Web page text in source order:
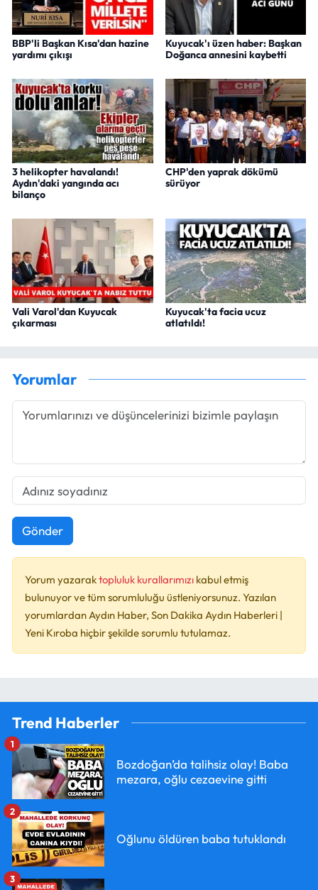
BBP'li Başkan Kısa'dan hazine
yardımı çıkışı
Kuyucak'ı üzen haber: Başkan
Doğanca annesini kaybetti
3 helikopter havalandı!
Aydın'daki yangında acı
bilanço
CHP'den yaprak dökümü
sürüyor
Vali Varol'dan Kuyucak
çıkarması
Kuyucak'ta facia ucuz
atlatıldı!
Yorumlar
Gönder
Yorum yazaraktopluluk kurallarımızı kabul etmiş
bulunuyor ve tüm sorumluluğu üstleniyorsunuz. Yazılan
yorumlardan Aydın Haber, Son Dakika Aydın Haberleri |
Yeni Kıroba hiçbir şekilde sorumlu tutulamaz.
Trend Haberler
Bozdoğan’da talihsiz olay! Baba
mezara, oğlu cezaevine gitti
1
Oğlunu öldüren baba tutuklandı
2
3